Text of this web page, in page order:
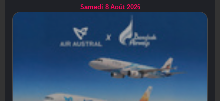
Samedi 8 Août 2026